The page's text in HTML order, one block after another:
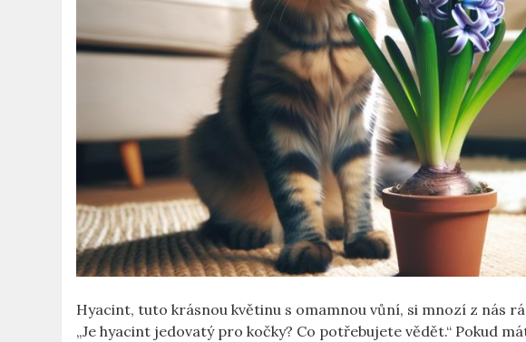
Hyacint, tuto krásnou květinu s omamnou vůní, si mnozí z nás
„Je hyacint jedovatý pro kočky? Co potřebujete vědět.“ Pokud